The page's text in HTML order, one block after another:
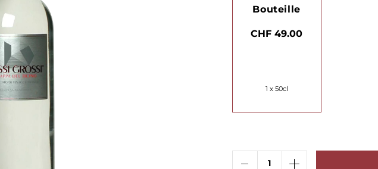
Bouteille
CHF 49.00
1 x 50cl